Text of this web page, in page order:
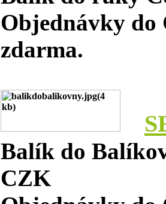
Objednávky do
zdarma.
Balík do
CZK